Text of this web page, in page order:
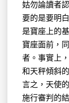
姑勿論讀者
要的是要明
是寶座上的
寶座面前，
者。事實上
和天秤傾斜
言之，天使
施行審判的